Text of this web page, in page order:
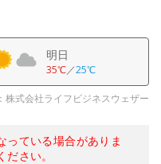
明日
35℃／25℃
株式会社ライフビジネスウェザー
ている場合がありま
さい。